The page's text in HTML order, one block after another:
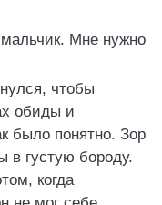
Мне нужно
чтобы
обиды и
было понятно. Зор
в густую бороду.
когда